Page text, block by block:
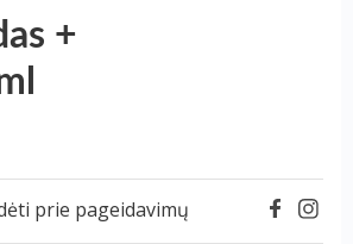
+
prie pageidavimų